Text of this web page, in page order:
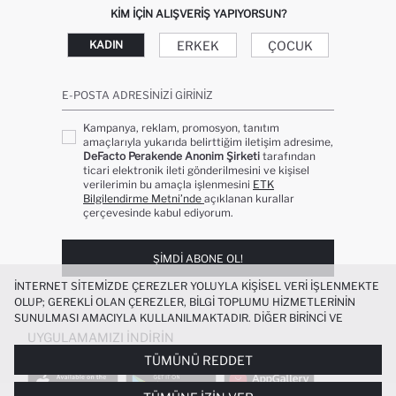
KIM IÇIN ALIŞVERIŞ YAPIYORSUN?
KADIN ERKEK ÇOCUK
E-POSTA ADRESINIZI GIRINIZ
Kampanya, reklam, promosyon, tanıtım
amaçlarıyla yukarıda belirttiğim iletişim adresime,
DeFacto Perakende Anonim Şirketi tarafından
ticari elektronik ileti gönderilmesini ve kişisel
verilerimin bu amaçla işlenmesini ETK
Bilgilendirme Metni’nde açıklanan kurallar
çerçevesinde kabul ediyorum.
ŞIMDI ABONE OL!
UYGULAMAMIZI İNDIRIN
İNTERNET SITEMIZDE ÇEREZLER YOLUYLA KIŞISEL VERI IŞLENMEKTE
OLUP; GEREKLI OLAN ÇEREZLER, BILGI TOPLUMU HIZMETLERININ
SUNULMASI AMACIYLA KULLANILMAKTADIR. DIĞER BIRINCI VE
ÜÇÜNCÜ TARAF ÇEREZLER ISE SIZE DAHA IYI BIR ALIŞVERIŞ
DENEYIMI SUNULABILMESI, SITEMIZIN DAHA IŞLEVSEL KILINMASI VE
KIŞISELLEŞTIRMESI VE AÇIK RIZA VERMENIZ HALINDE, SIZLERE
YÖNELIK PAZARLAMA FAALIYETLERININ YAPILMASI AMAÇLARIYLA
TÜMÜNÜ REDDET